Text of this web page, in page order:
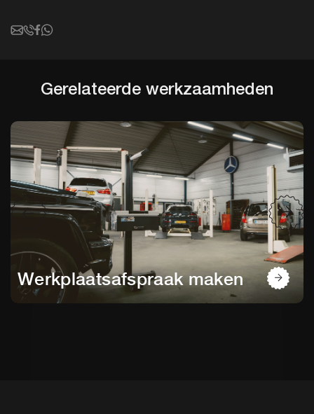
Gerelateerde werkzaamheden
Werkplaatsafspraak maken